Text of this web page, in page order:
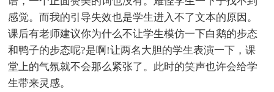
感觉。而我的引导失效也是学生进入不了文本的原因。
课后有老师建议你为什么不让学生模仿一下白鹅的步态
和鸭子的步态呢?是啊!让两名大胆的学生表演一下，课
堂上的气氛就不会那么紧张了。此时的笑声也许会给学
生带来灵感。